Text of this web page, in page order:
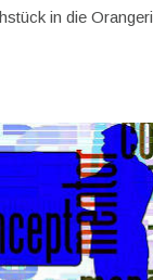
in die